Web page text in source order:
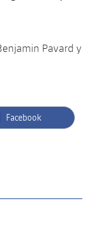
Pavard y
label.aria.facebook
Facebook